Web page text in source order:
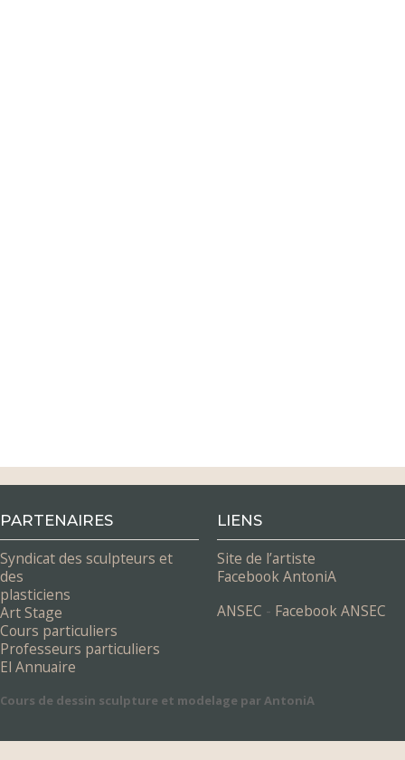
PARTENAIRES
Syndicat des sculpteurs et
des
plasticiens
Art Stage
Cours particuliers
Professeurs particuliers
El Annuaire
LIENS
Site de l’artiste
Facebook AntoniA
ANSEC - Facebook ANSEC
Cours de dessin sculpture et modelage par AntoniA